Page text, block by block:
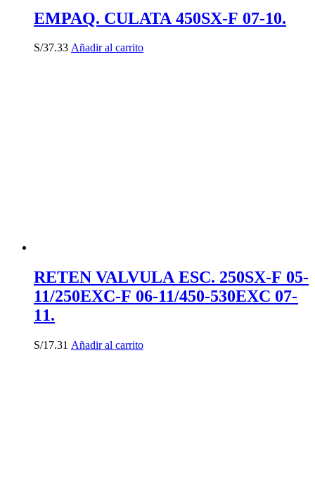
EMPAQ. CULATA 450SX-F 07-10.
S/37.33 Añadir al carrito
RETEN VALVULA ESC. 250SX-F 05-
11/250EXC-F 06-11/450-530EXC 07-
11.
S/17.31 Añadir al carrito